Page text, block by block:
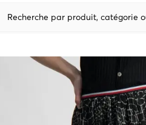
Recherche par produit, catégorie